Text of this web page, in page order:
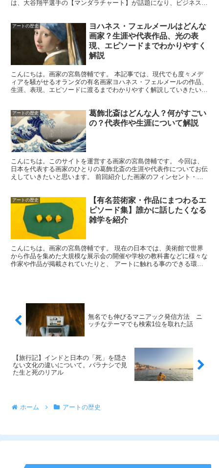
は、大谷翔平選手の【マンダラチャート】が話題になり、ビジネスツ
アートの歴史
ヨハネス・フェルメールはどんな
画家？生涯や代表作品、光の表
現、エピソードまでわかりやすく
解説
こんにちは。画家の宮島啓輔です。 本記事では、現代でも度々メデ
ィアを騒がせるオランダの有名画家ヨハネス・フェルメールの作品、
生涯、表現、エピソードに渡るまでわかりやすく解説していきたいと
アートの歴史
葛飾北斎はどんな人？何がすごい
の？代表作や生涯について解説
こんにちは。このサイトを運営する画家の宮島啓輔です。 今回は、
日本を代表する画家のひとりの葛飾北斎の生涯や代表作についてお伝
えしていきたいと思います。 前回紹介した画家のフィンセント・フ
アートの歴史
【有名芸術家・作品にまつわるエ
ピソード集】誰かに話したくなる
雑学を紹介
こんにちは。画家の宮島啓輔です。 現在の日本では、美術館で世界
から作品を集めた大規模な展示会の開催や学校の教科書などに様々な
作家や作品が掲載されていたりと、 アートに触れる事のできる環境
無名でも伸びるマニアック発信方法 ニ
ッチなテーマでも検索1位を取れた話
【旅行記】インドと日本の「死」を隠さ
ない文化の違いについて。バラナシで見
た生と死のリアル
ホーム アートの歴史